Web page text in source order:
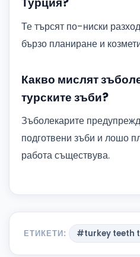
Те търсят по-ниски
бързо планиране и
Какво мислят
турските зъби?
Зъболекарите
подготвени зъби и лошо
работа съществува.
ЕТИКЕТИ: #turkey teeth